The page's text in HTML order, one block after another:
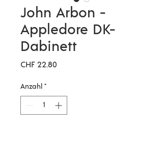
John Arbon -
Appledore DK-
Dabinett
CHF 22.80
Anzahl *